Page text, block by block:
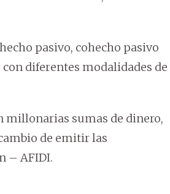
pasivo, cohecho pasivo
diferentes modalidades de
millonarias sumas de dinero,
de emitir las
– AFIDI.